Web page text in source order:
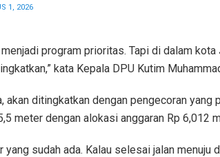
1, 2026
program prioritas. Tapi di dalam
kata Kepala DPU Kutim
akan ditingkatkan dengan pengecoran yang
meter dengan alokasi anggaran Rp 6,012
yang sudah ada. Kalau selesai jalan menuju